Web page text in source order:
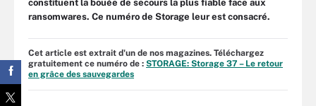
constituent la bouée de secours la plus fiable face aux
ransomwares. Ce numéro de Storage leur est consacré.
Cet article est extrait d'un de nos magazines. Téléchargez
gratuitement ce numéro de : STORAGE: Storage 37 – Le retour
en grâce des sauvegardes